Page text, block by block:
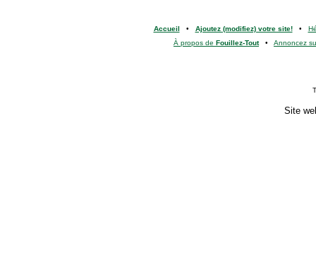
Accueil • Ajoutez (modifiez) votre site!•
À propos de Fouillez-Tout• Annoncez
Site